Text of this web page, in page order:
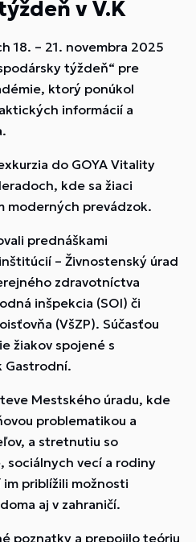
v V.K
18. – 21. novembra 2025
týždeň“ pre
ktorý ponúkol
informácií a
do GOYA Vitality
kde sa žiaci
moderných prevádzok.
prednáškami
– Živnostenský úrad
zdravotníctva
inšpekcia (SOI) či
(VšZP). Súčasťou
žiakov spojené s
Gastrodní.
Mestského úradu, kde
problematikou a
a stretnutiu so
sociálnych vecí a rodiny
im priblížili možnosti
aj v zahraničí.
poznatky a prepojilo teóriu